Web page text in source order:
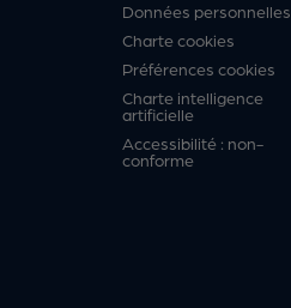
Données personnelles
Charte cookies
Préférences cookies
Charte intelligence
artificielle
Accessibilité : non-
conforme